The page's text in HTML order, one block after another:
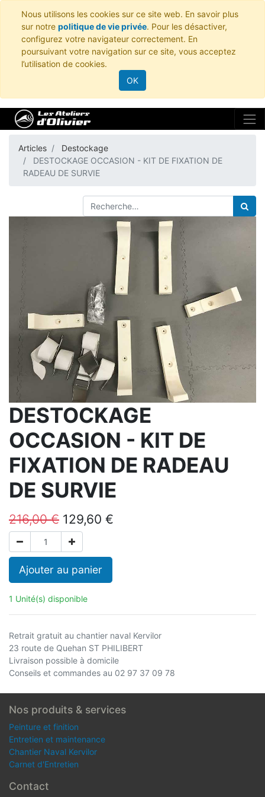
Nous utilisons les cookies sur ce site web. En savoir plus
sur notre politique de vie privée. Pour les désactiver,
configurez votre navigateur correctement. En
poursuivant votre navigation sur ce site, vous acceptez
l’utilisation de cookies.
OK
Articles
Destockage
DESTOCKAGE OCCASION - KIT DE FIXATION DE
RADEAU DE SURVIE
DESTOCKAGE
OCCASION - KIT DE
FIXATION DE RADEAU
DE SURVIE
216,00€ 129,60 €
Ajouter au panier
1 Unité(s) disponible
Retrait gratuit au chantier naval Kervilor
23 route de Quehan ST PHILIBERT
Livraison possible à domicile
Conseils et commandes au 02 97 37 09 78
Nos produits & services
Peinture et finition
Entretien et maintenance
Chantier Naval Kervilor
Carnet d'Entretien
Contact